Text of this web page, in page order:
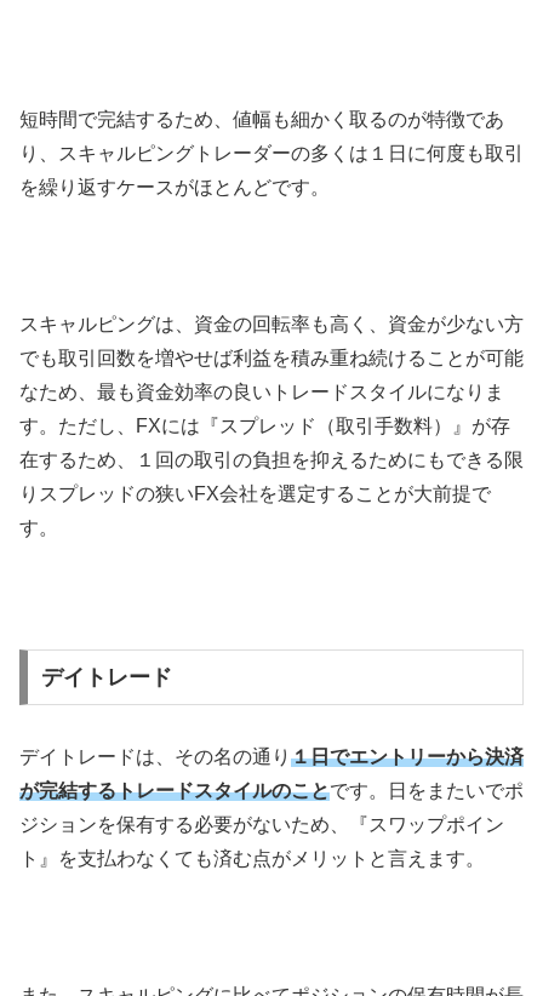
短時間で完結するため、値幅も細かく取るのが特徴であ
り、スキャルピングトレーダーの多くは１日に何度も取引
を繰り返すケースがほとんどです。
スキャルピングは、資金の回転率も高く、資金が少ない方
でも取引回数を増やせば利益を積み重ね続けることが可能
なため、最も資金効率の良いトレードスタイルになりま
す。ただし、
FXには『スプレッド（取引手数料）』が存
在するため、１回の取引の負担を抑えるためにもできる限
りスプレッドの狭いFX会社を選定することが大前提で
す。
デイトレード
デイトレードは、その名の通り １日でエントリーから決済
が完結するトレードスタイルのことです。日をまたいでポ
ジションを保有する必要がないため、『スワップポイン
ト』を支払わなくても済む点がメリットと言えます。